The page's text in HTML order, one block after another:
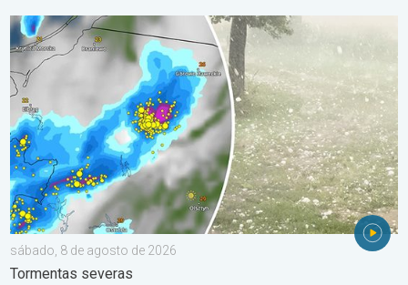
Granizo gigante en Polonia. Tormentas severas. . . sábado, 8
sábado, 8 de agosto de 2026
Tormentas severas